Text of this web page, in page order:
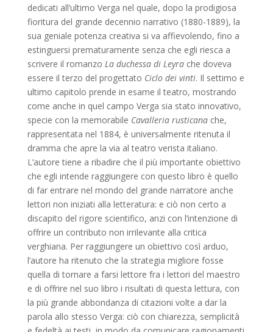
dedicati all’ultimo Verga nel quale, dopo la prodigiosa
fioritura del grande decennio narrativo (1880-1889), la
sua geniale potenza creativa si va affievolendo, fino a
estinguersi prematuramente senza che egli riesca a
scrivere il romanzo La duchessa di Leyrache doveva
essere il terzo del progettato Ciclo dei vinti. Il settimo e
ultimo capitolo prende in esame il teatro, mostrando
come anche in quel campo Verga sia stato innovativo,
specie con la memorabile Cavalleria rusticanache,
rappresentata nel 1884, è universalmente ritenuta il
dramma che apre la via al teatro verista italiano.
L’autore tiene a ribadire che il più importante obiettivo
che egli intende raggiungere con questo libro è quello
di far entrare nel mondo del grande narratore anche
lettori non iniziati alla letteratura: e ciò non certo a
discapito del rigore scientifico, anzi con l’intenzione di
offrire un contributo non irrilevante alla critica
verghiana. Per raggiungere un obiettivo così arduo,
l’autore ha ritenuto che la strategia migliore fosse
quella di tornare a farsi lettore fra i lettori del maestro
e di offrire nel suo libro i risultati di questa lettura, con
la più grande abbondanza di citazioni volte a dar la
parola allo stesso Verga: ciò con chiarezza, semplicità